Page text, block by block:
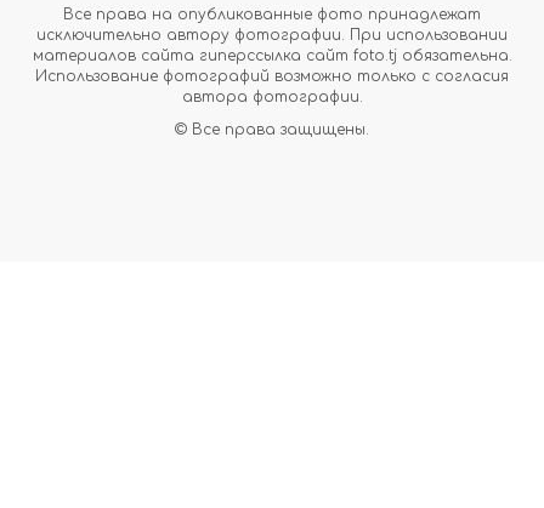
Все права на опубликованные фото принадлежат
исключительно автору фотографии. При использовании
материалов сайта гиперссылка сайт foto.tj обязательна.
Использование фотографий возможно только с согласия
автора фотографии.
© Все права защищены.